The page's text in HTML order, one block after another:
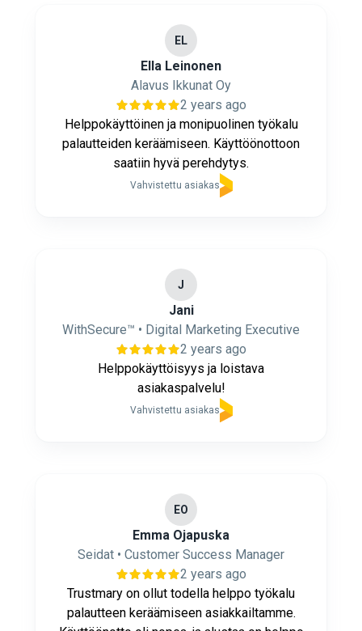
EL
Ella Leinonen
Alavus Ikkunat Oy
2 years ago
Helppokäyttöinen ja monipuolinen työkalu
palautteiden keräämiseen. Käyttöönottoon
saatiin hyvä perehdytys.
Vahvistettu asiakas
J
Jani
WithSecure™ • Digital Marketing Executive
2 years ago
Helppokäyttöisyys ja loistava
asiakaspalvelu!
Vahvistettu asiakas
EO
Emma Ojapuska
Seidat • Customer Success Manager
2 years ago
Trustmary on ollut todella helppo työkalu
palautteen keräämiseen asiakkailtamme.